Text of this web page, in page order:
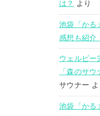
は？
より
池袋「かる
感想も紹介
ウェルビー
「森のサ
サウナー
池袋「かる